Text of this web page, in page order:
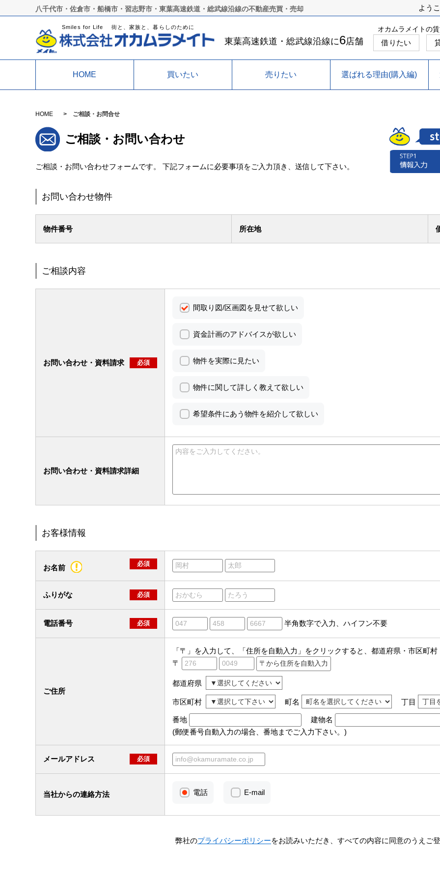
八千代市・佐倉市・船橋市・習志野市・東葉高速鉄道・総武線沿線の不動産売買・売却 よう
Smiles for Life 街と、家族と、暮らしのために
東葉高速鉄道・総武線沿線に6店舗
オカムラメイトの
借りたい
HOME 買いたい 売りたい 選ばれる理由(購入編)
HOME ご相談・お問合せ
ご相談・お問い合わせ
ご相談・お問い合わせフォームです。 下記フォームに必要事項をご入力頂き、送信して下さい。
お問い合わせ物件
物件番号 所在地
ご相談内容
お問い合わせ・資料請求 必須
間取り図/区画図を見せて欲しい
資金計画のアドバイスが欲しい
物件を実際に見たい
物件に関して詳しく教えて欲しい
希望条件にあう物件を紹介して欲しい
お問い合わせ・資料請求詳細
お客様情報
お名前 必須
ふりがな 必須
電話番号 必須 半角数字で入力、ハイフン不要
ご住所
「〒」を入力して、「住所を自動入力」をクリックすると、都道府県・市区町
〒
都道府県
市区町村 町名 丁目
番地
建物名
(郵便番号自動入力の場合、番地までご入力下さい。)
メールアドレス 必須
当社からの連絡方法 電話 E-mail
弊社のプライバシーポリシーをお読みいただき、すべての内容に同意のうえご